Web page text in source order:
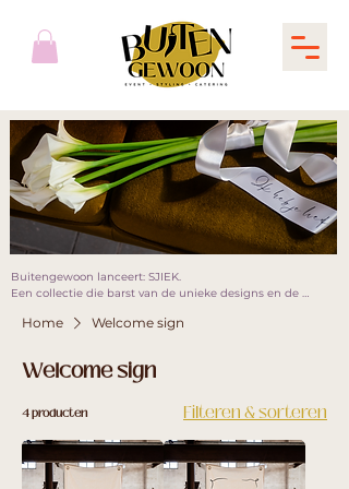
Buitengewoon lanceert: SJIEK.
Een collectie die barst van de unieke designs en de
een prachtige collectie met speciale ontwerpen
Materiaal, kleur, font, formaat, tekst en bestellen maar!
Home Welcome sign
Welcome sign
4 producten Filteren & sorteren